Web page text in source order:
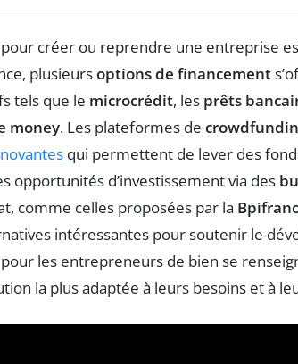
pour créer ou reprendre une entreprise
plusieursoptions de financement
tels que le microcrédit, les prêts
money. Les plateformes de
qui permettent de lever des
opportunités d’investissement via des
comme celles proposées par la
intéressantes pour soutenir le
les entrepreneurs de bien se
la plus adaptée à leurs besoins et à